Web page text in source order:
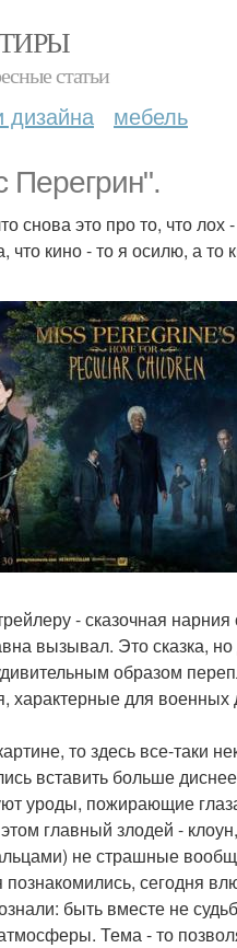
статьи
дизайна мебель
Перегрин".
снова это про то, что
кино - то я осилю, а то
- сказочная
вызывал. Это сказка, но
образом
характерные для
то здесь все-таки
вставить больше
уроды, пожирающие
главный злодей -
не страшные
сегодня
быть вместе не
Тема - то